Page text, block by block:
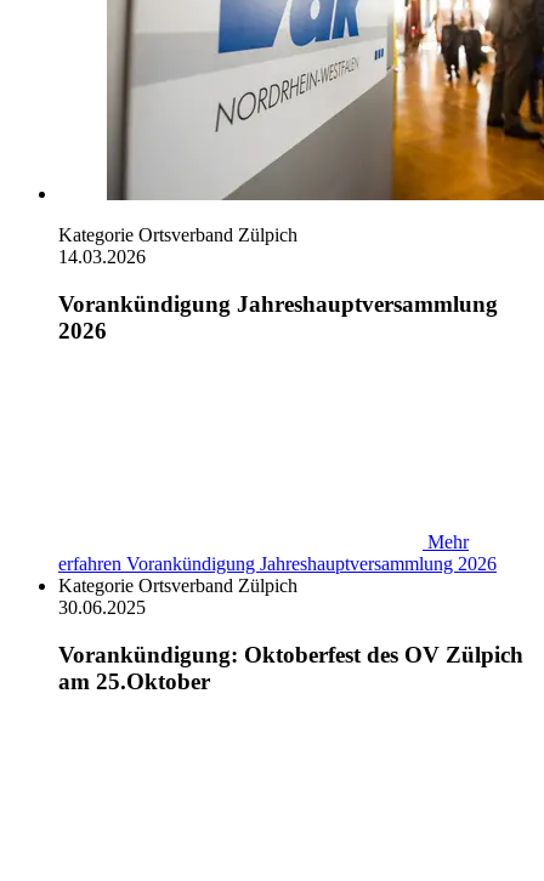
Kategorie Ortsverband Zülpich
14.03.2026
Vorankündigung Jahreshauptversammlung
2026
Mehr
erfahren Vorankündigung Jahreshauptversammlung 2026
Kategorie Ortsverband Zülpich
30.06.2025
Vorankündigung: Oktoberfest des OV Zülpich
am 25.Oktober